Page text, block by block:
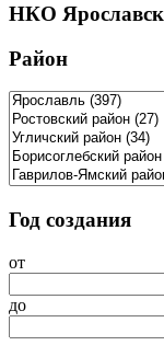
НКО
Район
Год создания
от
до